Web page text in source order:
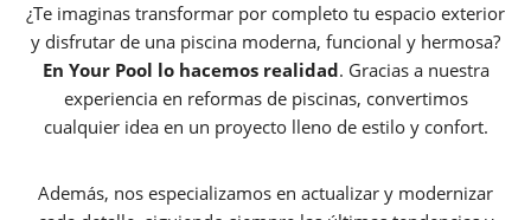
¿Te imaginas transformar por completo tu espacio exterior
y disfrutar de una piscina moderna, funcional y hermosa?
En Your Pool lo hacemos realidad. Gracias a nuestra
experiencia en reformas de piscinas, convertimos
cualquier idea en un proyecto lleno de estilo y confort.
Además, nos especializamos en actualizar y modernizar